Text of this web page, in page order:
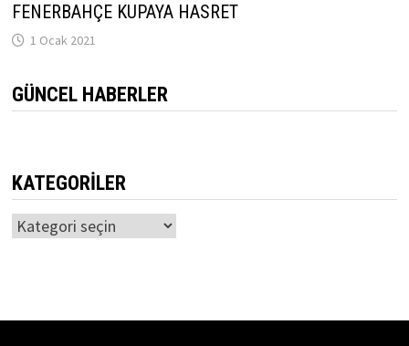
FENERBAHÇE KUPAYA HASRET
1 Ocak 2021
GÜNCEL HABERLER
KATEGORILER
Kategoriler